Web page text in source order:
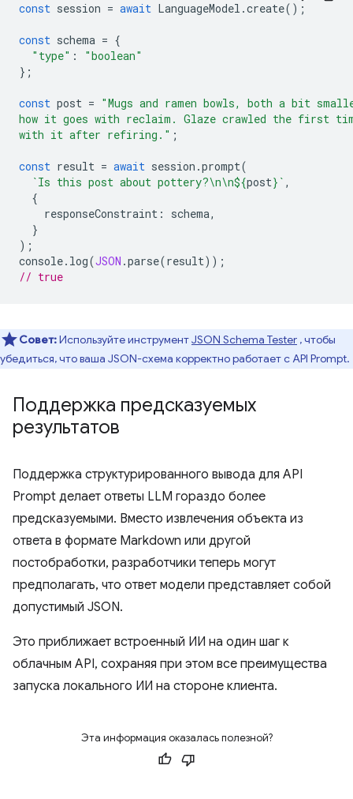
const session = await LanguageModel .create();
const schema = {
"type" :
"boolean"
};
const post = "Mugs and ramen bowls, both a bit
how it goes with reclaim. Glaze crawled the first
with it after refiring." ;
const result = await session .prompt(
`Is this post about pottery?\n\n${post} ` ,
{
responseConstraint : schema,
}
);
console. log(JSON .parse(result));
// true
Совет:Используйте инструментJSON Schema Tester , чтобы
убедиться, что ваша JSON-схема корректно работает с API Prompt.
Поддержка предсказуемых
результатов
Поддержка структурированного вывода для API
Prompt делает ответы LLM гораздо более
предсказуемыми. Вместо извлечения объекта из
ответа в формате Markdown или другой
постобработки, разработчики теперь могут
предполагать, что ответ модели представляет собой
допустимый JSON.
Это приближает встроенный ИИ на один шаг к
облачным API, сохраняя при этом все преимущества
запуска локального ИИ на стороне клиента.
Эта информация оказалась полезной?